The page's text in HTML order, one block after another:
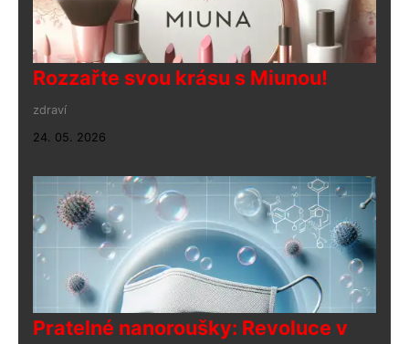
Rozzařte svou krásu s Miunou!
zdraví
24. 05. 2026
Pratelné nanoroušky: Revoluce v